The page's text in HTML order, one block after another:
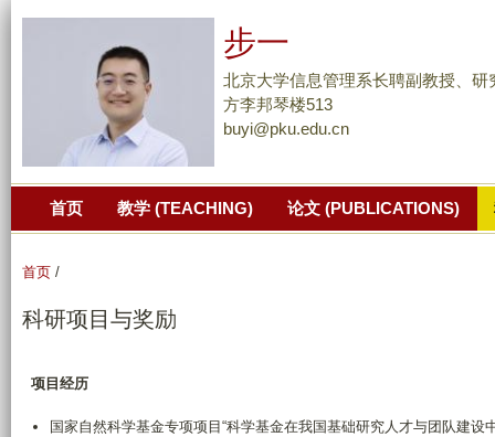
到
主
步一
北京大学信息管理系长聘副教授、研
方李邦琴楼513
buyi@pku.edu.cn
首页 教学 (TEACHING) 论文 (PUBLICATIONS)
首页 /
科研项目与奖励
项目经历
国家自然科学基金专项项目“科学基金在我国基础研究人才与团队建设